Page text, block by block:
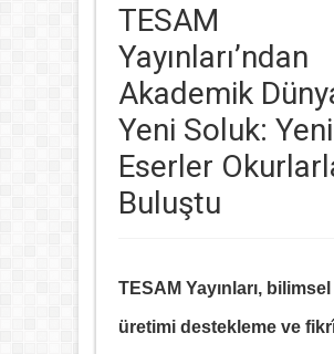
TESAM
Yayınları’ndan
Akademik
Yeni Soluk: Yeni
Eserler
Buluştu
TESAM Yayınları, bilimsel
üretimi destekleme ve